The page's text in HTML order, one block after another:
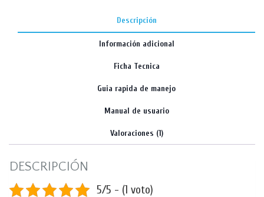
Descripción
Información adicional
Ficha Tecnica
Guia rapida de manejo
Manual de usuario
Valoraciones (1)
DESCRIPCIÓN
5/5 - (1 voto)